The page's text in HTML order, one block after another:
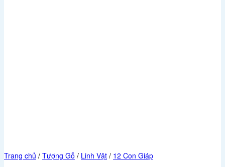
Trang chủ / Tượng Gỗ / Linh Vật / 12 Con Giáp